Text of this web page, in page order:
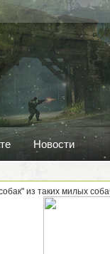
Новости
из таких милых